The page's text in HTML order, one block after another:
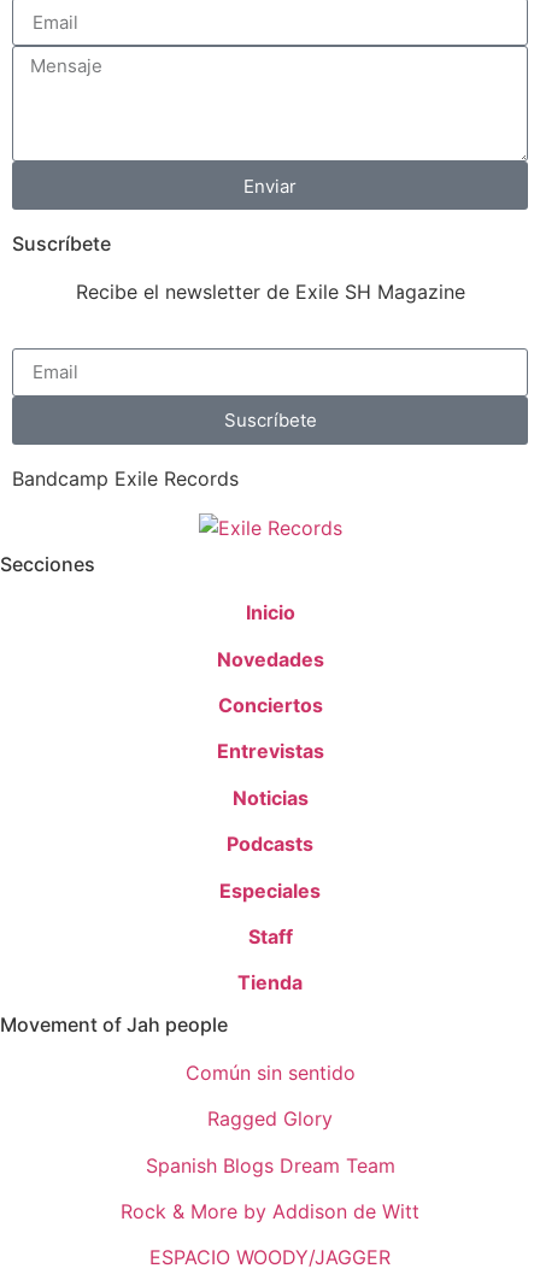
Enviar
Suscríbete
Recibe el newsletter de Exile SH Magazine
Suscríbete
Bandcamp Exile Records
Secciones
Inicio
Novedades
Conciertos
Entrevistas
Noticias
Podcasts
Especiales
Staff
Tienda
Movement of Jah people
Común sin sentido
Ragged Glory
Spanish Blogs Dream Team
Rock & More by Addison de Witt
ESPACIO WOODY/JAGGER